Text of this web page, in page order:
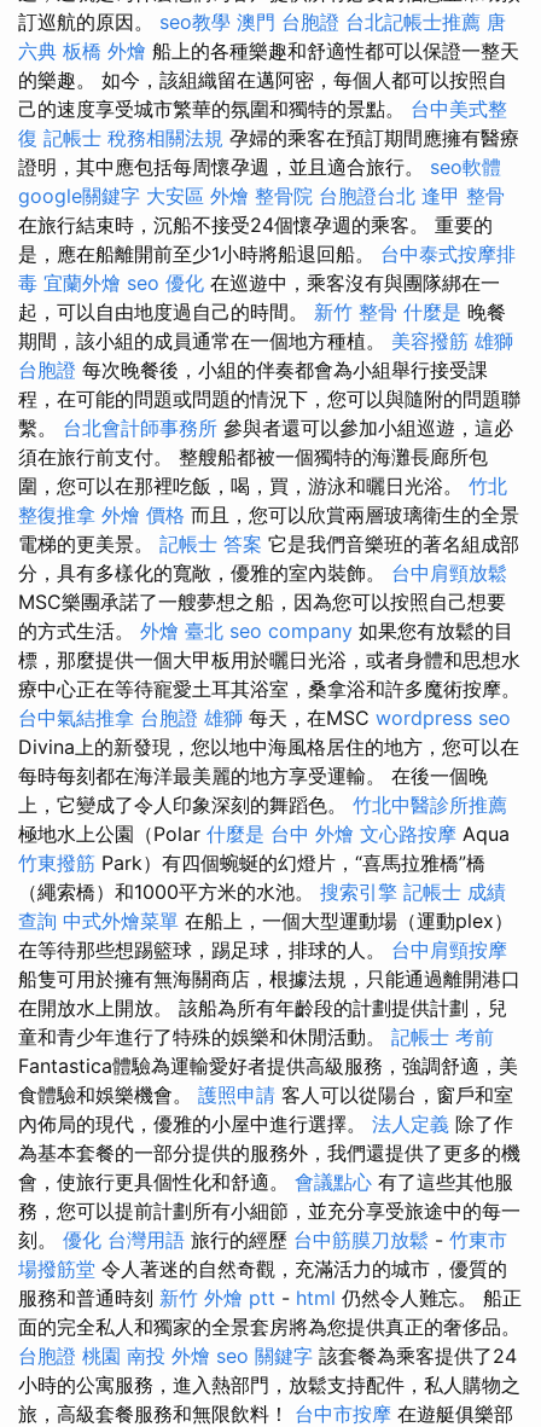
訂巡航的原因。 seo教學 澳門 台胞證 台北記帳士推薦 唐
六典 板橋 外燴 船上的各種樂趣和舒適性都可以保證一整天
的樂趣。 如今，該組織留在邁阿密，每個人都可以按照自
己的速度享受城市繁華的氛圍和獨特的景點。 台中美式整
復 記帳士 稅務相關法規 孕婦的乘客在預訂期間應擁有醫療
證明，其中應包括每周懷孕週，並且適合旅行。 seo軟體
google關鍵字 大安區 外燴 整骨院 台胞證台北 逢甲 整骨
在旅行結束時，沉船不接受24個懷孕週的乘客。 重要的
是，應在船離開前至少1小時將船退回船。 台中泰式按摩排
毒 宜蘭外燴 seo 優化 在巡遊中，乘客沒有與團隊綁在一
起，可以自由地度過自己的時間。 新竹 整骨 什麼是 晚餐
期間，該小組的成員通常在一個地方種植。 美容撥筋 雄獅
台胞證 每次晚餐後，小組的伴奏都會為小組舉行接受課
程，在可能的問題或問題的情況下，您可以與隨附的問題聯
繫。 台北會計師事務所 參與者還可以參加小組巡遊，這必
須在旅行前支付。 整艘船都被一個獨特的海灘長廊所包
圍，您可以在那裡吃飯，喝，買，游泳和曬日光浴。 竹北
整復推拿 外燴 價格 而且，您可以欣賞兩層玻璃衛生的全景
電梯的更美景。 記帳士 答案 它是我們音樂班的著名組成部
分，具有多樣化的寬敞，優雅的室內裝飾。 台中肩頸放鬆
MSC樂團承諾了一艘夢想之船，因為您可以按照自己想要
的方式生活。 外燴 臺北 seo company 如果您有放鬆的目
標，那麼提供一個大甲板用於曬日光浴，或者身體和思想水
療中心正在等待寵愛土耳其浴室，桑拿浴和許多魔術按摩。
台中氣結推拿 台胞證 雄獅 每天，在MSC wordpress seo
Divina上的新發現，您以地中海風格居住的地方，您可以在
每時每刻都在海洋最美麗的地方享受運輸。 在後一個晚
上，它變成了令人印象深刻的舞蹈色。 竹北中醫診所推薦
極地水上公園（Polar 什麼是 台中 外燴 文心路按摩 Aqua
竹東撥筋 Park）有四個蜿蜒的幻燈片，“喜馬拉雅橋”橋
（繩索橋）和1000平方米的水池。 搜索引擎 記帳士 成績
查詢 中式外燴菜單 在船上，一個大型運動場（運動plex）
在等待那些想踢籃球，踢足球，排球的人。 台中肩頸按摩
船隻可用於擁有無海關商店，根據法規，只能通過離開港口
在開放水上開放。 該船為所有年齡段的計劃提供計劃，兒
童和青少年進行了特殊的娛樂和休閒活動。 記帳士 考前
Fantastica體驗為運輸愛好者提供高級服務，強調舒適，美
食體驗和娛樂機會。 護照申請 客人可以從陽台，窗戶和室
內佈局的現代，優雅的小屋中進行選擇。 法人定義 除了作
為基本套餐的一部分提供的服務外，我們還提供了更多的機
會，使旅行更具個性化和舒適。 會議點心 有了這些其他服
務，您可以提前計劃所有小細節，並充分享受旅途中的每一
刻。 優化 台灣用語 旅行的經歷 台中筋膜刀放鬆 - 竹東市
場撥筋堂 令人著迷的自然奇觀，充滿活力的城市，優質的
服務和普通時刻 新竹 外燴 ptt - html 仍然令人難忘。 船正
面的完全私人和獨家的全景套房將為您提供真正的奢侈品。
台胞證 桃園 南投 外燴 seo 關鍵字 該套餐為乘客提供了24
小時的公寓服務，進入熱部門，放鬆支持配件，私人購物之
旅，高級套餐服務和無限飲料！ 台中市按摩 在遊艇俱樂部